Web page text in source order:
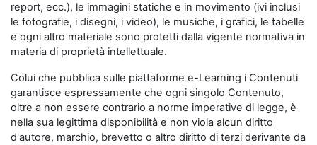
report, ecc.), le immagini statiche e in movimento (ivi inclusi
le fotografie, i disegni, i video), le musiche, i grafici, le tabelle
e ogni altro materiale sono protetti dalla vigente normativa in
materia di proprietà intellettuale.
Colui che pubblica sulle piattaforme e-Learning i Contenuti
garantisce espressamente che ogni singolo Contenuto,
oltre a non essere contrario a norme imperative di legge, è
nella sua legittima disponibilità e non viola alcun diritto
d'autore, marchio, brevetto o altro diritto di terzi derivante da